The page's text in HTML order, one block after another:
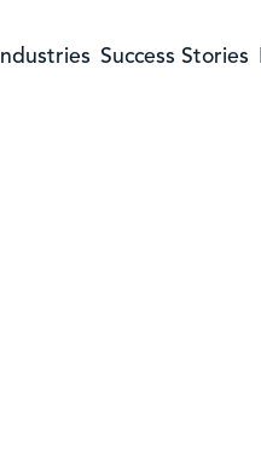
Industries Success Stories